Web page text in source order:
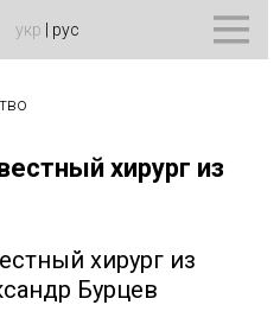
укр рус
хирург из
хирург из
Бурцев